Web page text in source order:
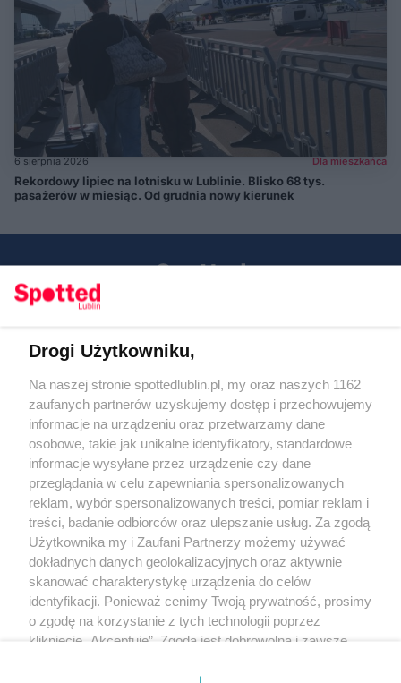
6 sierpnia 2026 Dla mieszkańca
Rekordowy lipiec na lotnisku w Lublinie. Blisko 68 tys.
pasażerów w miesiąc. Od grudnia nowy kierunek
KATEGORIE
OGŁOSZENIA
WYDARZENIA
NA SKRÓTY
Regulamin
Polityka prywatności
RODO
Warunki korzystania z treści
Drogi Użytkowniku,
Na naszej stronie spottedlublin.pl, my oraz naszych 1162
zaufanych partnerów uzyskujemy dostęp i przechowujemy
informacje na urządzeniu oraz przetwarzamy dane
osobowe, takie jak unikalne identyfikatory, standardowe
informacje wysyłane przez urządzenie czy dane
przeglądania w celu zapewniania spersonalizowanych
reklam, wybór spersonalizowanych treści, pomiar reklam i
treści, badanie odbiorców oraz ulepszanie usług. Za zgodą
Użytkownika my i Zaufani Partnerzy możemy używać
dokładnych danych geolokalizacyjnych oraz aktywnie
skanować charakterystykę urządzenia do celów
identyfikacji. Ponieważ cenimy Twoją prywatność, prosimy
o zgodę na korzystanie z tych technologii poprzez
kliknięcie „Akceptuję”. Zgoda jest dobrowolna i zawsze
prywatności znajdujący się w lewym dolnym rogu strony